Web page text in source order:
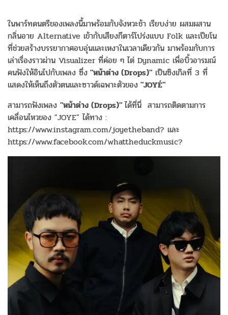
ในพาร์ทดนตรีของเพลงนี้มาพร้อมกับจังหวะช้า เรียบง่าย ผสมผสาน
กลิ่นอาย Alternative เข้ากับเสียงกีตาร์โปร่งแบบ Folk และเปียโน
ที่ช่วยสร้างบรรยากาศอบอุ่นและเหงาในเวลาเดียวกัน มาพร้อมกับการ
เล่าเรื่องราวผ่าน Visualizer ที่ค่อย ๆ ไต่ Dynamic เพื่อบิ้วอารมณ์
คนฟังให้อินไปกับเพลง ซึ่ง "หน้าต่าง (Drops)" เป็นซิงเกิลที่ 3 ที่
แสดงให้เห็นถึงตัวตนและซาวด์เฉพาะตัวของ "JOYÉ"
สามารถฟังเพลง "หน้าต่าง (Drops)"ได้ที่นี่ สามารถติดตามการ
เคลื่อนไหวของ "JOYE" ได้ทาง :
https://www.instagram.com/joyetheband? และ
https://www.facebook.com/whattheduckmusic?